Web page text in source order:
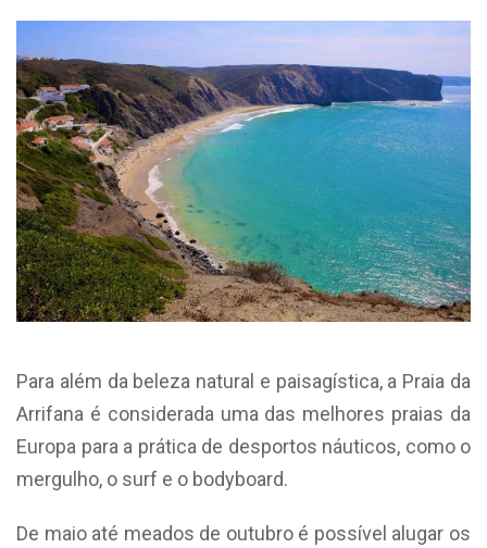
Para além da beleza natural e paisagística, a Praia da
Arrifana é considerada uma das melhores praias da
Europa para a prática de desportos náuticos, como o
mergulho, o surf e o bodyboard.
De maio até meados de outubro é possível alugar os